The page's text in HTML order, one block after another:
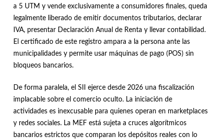
a 5 UTM y vende exclusivamente a consumidores finales, queda
legalmente liberado de emitir documentos tributarios, declarar
IVA, presentar Declaración Anual de Renta y llevar contabilidad .
El certificado de este registro ampara a la persona ante las
municipalidades y permite usar máquinas de pago (POS) sin
bloqueos bancarios.
De forma paralela, el SII ejerce desde 2026 una fiscalización
implacable sobre el comercio oculto. La iniciación de
actividades es inexcusable para quienes operan en marketplaces
y redes sociales. La MEF está sujeta a cruces algorítmicos
bancarios estrictos que comparan los depósitos reales con lo